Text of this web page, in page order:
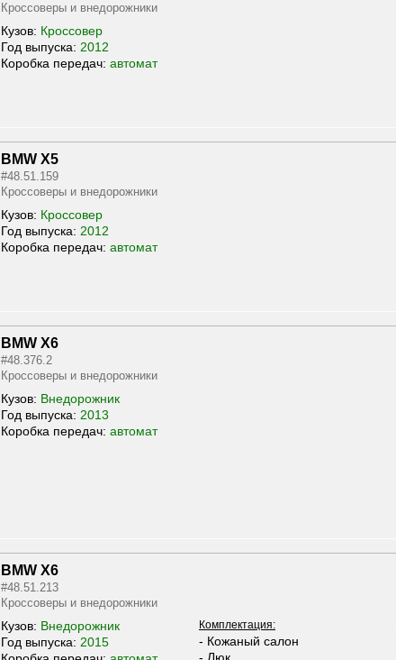
Кроссоверы и внедорожники
Кузов: Кроссовер
Год выпуска: 2012
Коробка передач: автомат
BMW X5
#48.51.159
Кроссоверы и внедорожники
Кузов: Кроссовер
Год выпуска: 2012
Коробка передач: автомат
BMW X6
#48.376.2
Кроссоверы и внедорожники
Кузов: Внедорожник
Год выпуска: 2013
Коробка передач: автомат
BMW X6
#48.51.213
Кроссоверы и внедорожники
Кузов: Внедорожник
Год выпуска: 2015
Комплектация:
- Кожаный салон